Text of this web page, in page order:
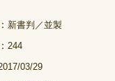
新書判／並製
244
03/29